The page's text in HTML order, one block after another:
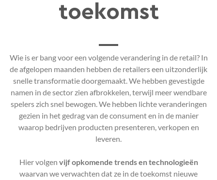
toekomst
Wie is er bang voor een volgende verandering in de retail? In
de afgelopen maanden hebben de retailers een uitzonderlijk
snelle transformatie doorgemaakt. We hebben gevestigde
namen in de sector zien afbrokkelen, terwijl meer wendbare
spelers zich snel bewogen. We hebben lichte veranderingen
gezien in het gedrag van de consument en in de manier
waarop bedrijven producten presenteren, verkopen en
leveren.
Hier volgen vijf opkomende trends en technologieën
waarvan we verwachten dat ze in de toekomst nieuwe